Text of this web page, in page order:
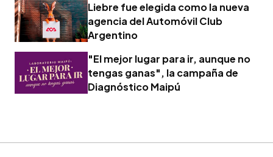
Liebre fue elegida como la nueva
agencia del Automóvil Club
Argentino
"El mejor lugar para ir, aunque no
tengas ganas", la campaña de
Diagnóstico Maipú